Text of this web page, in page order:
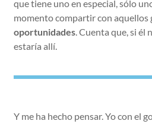
que tiene uno en especial, sólo
momento compartir con aquellos
oportunidades. Cuenta que, si él
estaría allí.
Y me ha hecho pensar. Yo con el